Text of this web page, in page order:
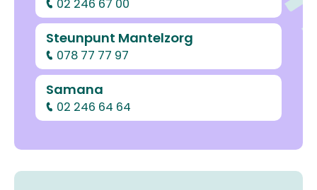
02 246 67 00
Steunpunt Mantelzorg
078 77 77 97
Samana
02 246 64 64